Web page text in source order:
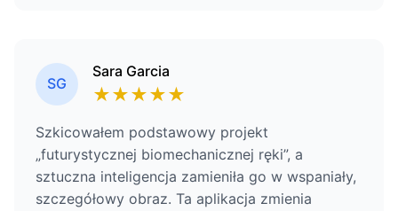
SG
Sara Garcia
★★★★★
Szkicowałem podstawowy projekt
„futurystycznej biomechanicznej ręki”, a
sztuczna inteligencja zamieniła go w wspaniały,
szczegółowy obraz. Ta aplikacja zmienia